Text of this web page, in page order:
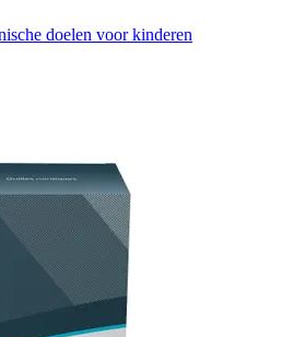
doelen voor kinderen